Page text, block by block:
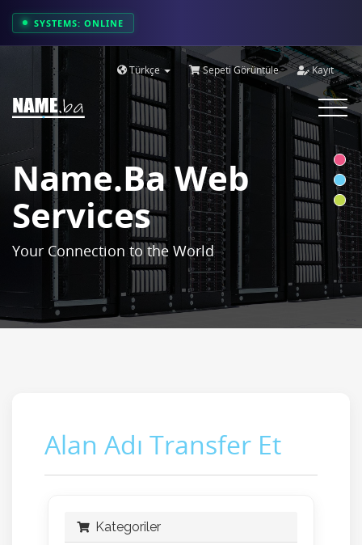
SYSTEMS: ONLINE
Türkçe Sepeti Görüntüle Kayıt
Toggle
Name.ba Web
Services
Your Connection to the World
Alan Adı Transfer Et
Kategoriler